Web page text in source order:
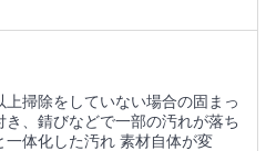
掃除をしていない場合の固まっ
、錆びなどで一部の汚れが落ち
一体化した汚れ 素材自体が変